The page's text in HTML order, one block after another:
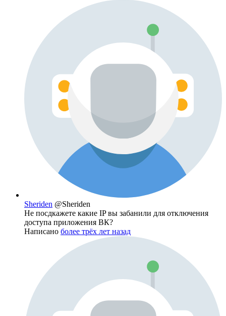
Sheriden @Sheriden
Не посдкажете какие IP вы забанили для отключения
доступа приложения ВК?
Написано более трёх лет назад